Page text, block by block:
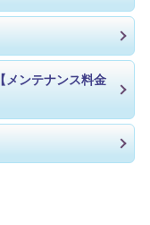
メンテナンス料金